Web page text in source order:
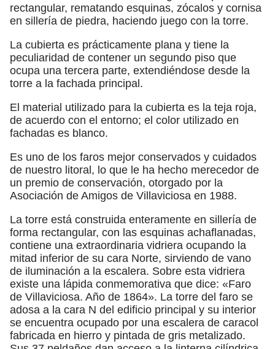
rectangular, rematando esquinas, zócalos y cornisa
en sillería de piedra, haciendo juego con la torre.
La cubierta es prácticamente plana y tiene la
peculiaridad de contener un segundo piso que
ocupa una tercera parte, extendiéndose desde la
torre a la fachada principal.
El material utilizado para la cubierta es la teja roja,
de acuerdo con el entorno; el color utilizado en
fachadas es blanco.
Es uno de los faros mejor conservados y cuidados
de nuestro litoral, lo que le ha hecho merecedor de
un premio de conservación, otorgado por la
Asociación de Amigos de Villaviciosa en 1988.
La torre está construida enteramente en sillería de
forma rectangular, con las esquinas achaflanadas,
contiene una extraordinaria vidriera ocupando la
mitad inferior de su cara Norte, sirviendo de vano
de iluminación a la escalera. Sobre esta vidriera
existe una lápida conmemorativa que dice: «Faro
de Villaviciosa. Año de 1864». La torre del faro se
adosa a la cara N del edificio principal y su interior
se encuentra ocupado por una escalera de caracol
fabricada en hierro y pintada de gris metalizado.